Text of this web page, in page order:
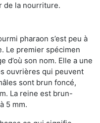
de la nourriture.
pharaon s’est peu à
Le premier spécimen
d’où son nom. Elle a une
ouvrières qui peuvent
sont brun foncé,
La reine est brun-
5 mm.